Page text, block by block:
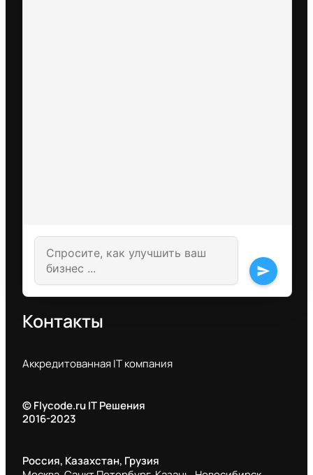
send
Контакты
Аккредитованная IT компания
© Flycode.ru IT Решения
2016-2023
Россия, Казахстан, Грузия